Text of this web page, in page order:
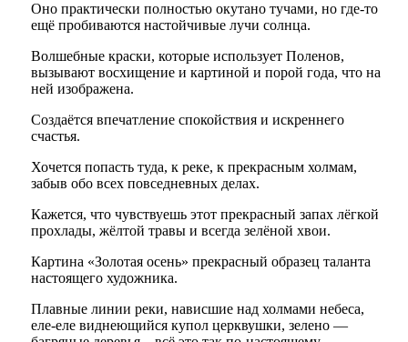
Оно практически полностью окутано тучами, но где-то
ещё пробиваются настойчивые лучи солнца.
Волшебные краски, которые использует Поленов,
вызывают восхищение и картиной и порой года, что на
ней изображена.
Создаётся впечатление спокойствия и искреннего
счастья.
Хочется попасть туда, к реке, к прекрасным холмам,
забыв обо всех повседневных делах.
Кажется, что чувствуешь этот прекрасный запах лёгкой
прохлады, жёлтой травы и всегда зелёной хвои.
Картина «Золотая осень» прекрасный образец таланта
настоящего художника.
Плавные линии реки, нависшие над холмами небеса,
еле-еле виднеющийся купол церквушки, зелено —